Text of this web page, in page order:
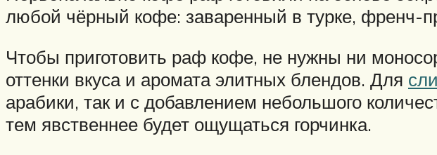
любой чёрный кофе: заваренный в турке, френч-
Чтобы приготовить раф кофе, не нужны ни
оттенки вкуса и аромата элитных блендов. Для
арабики, так и с добавлением небольшого
тем явственнее будет ощущаться горчинка.